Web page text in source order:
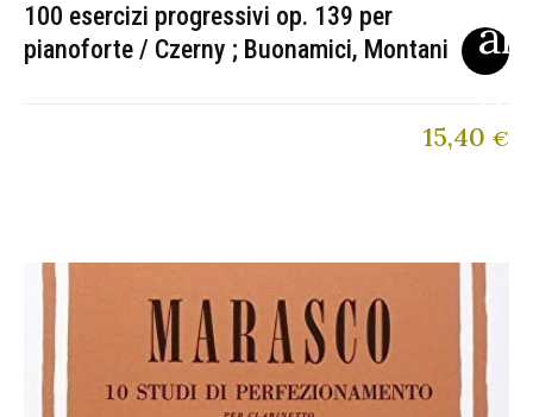
100 esercizi progressivi op. 139 per
pianoforte / Czerny ; Buonamici, Montani
15,40 €